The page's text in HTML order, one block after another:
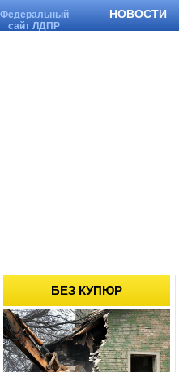
Федеральный
сайт ЛДПР
НОВОСТИ
БЕЗ КУПЮР